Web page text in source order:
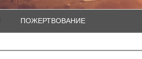
ПОЖЕРТВОВАНИЕ